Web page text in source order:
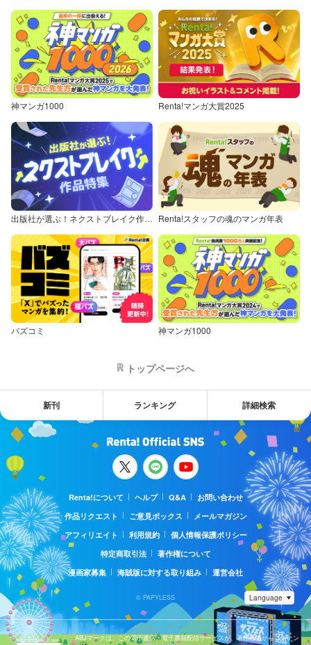
神マンガ1000 Renta!マンガ大賞2025
出版社が選ぶ！ネクストブレイク作品特集 Renta!スタッフの魂のマンガ年表
バズコミ 神マンガ1000
トップページへ
新刊 ランキング 詳細検索
Renta!について ヘルプ Q&A
お問い合わせ
作品リクエスト
ご意見ボックス
メールマガジン
アフィリエイト
利用規約
個人情報保護ポリシー
特定商取引法
著作権について
漫画家募集
海賊版に対する取り組み 運営会社
© PAPYLESS
ABJマークは、この電子書店・電子書籍配信サービスが、著作権者からコンテン